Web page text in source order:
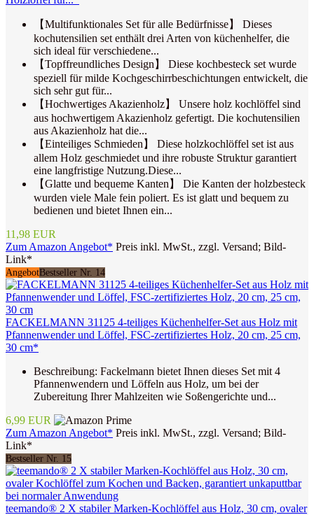
【Multifunktionales Set für alle Bedürfnisse】 Dieses
kochutensilien set enthält drei Arten von küchenhelfer, die
sich ideal für verschiedene...
【Topffreundliches Design】 Diese kochbesteck set wurde
speziell für milde Kochgeschirrbeschichtungen entwickelt, die
sich sehr gut für...
【Hochwertiges Akazienholz】 Unsere holz kochlöffel sind
aus hochwertigem Akazienholz gefertigt. Die kochutensilien
aus Akazienholz hat die...
【Einteiliges Schmieden】 Diese holzkochlöffel set ist aus
allem Holz geschmiedet und ihre robuste Struktur garantiert
eine langfristige Nutzung.Diese...
【Glatte und bequeme Kanten】 Die Kanten der holzbesteck
wurden viele Male fein poliert. Es ist glatt und bequem zu
bedienen und bietet Ihnen ein...
11,98 EUR
Zum Amazon Angebot* Preis inkl. MwSt., zzgl. Versand; Bild-
Link*
AngebotBestseller Nr. 14
FACKELMANN 31125 4-teiliges Küchenhelfer-Set aus Holz mit
Pfannenwender und Löffel, FSC-zertifiziertes Holz, 20 cm, 25 cm,
30 cm*
Beschreibung: Fackelmann bietet Ihnen dieses Set mit 4
Pfannenwendern und Löffeln aus Holz, um bei der
Zubereitung Ihrer Mahlzeiten wie Soßengerichte und...
6,99 EUR
Zum Amazon Angebot* Preis inkl. MwSt., zzgl. Versand; Bild-
Link*
Bestseller Nr. 15
teemando® 2 X stabiler Marken-Kochlöffel aus Holz, 30 cm, ovaler